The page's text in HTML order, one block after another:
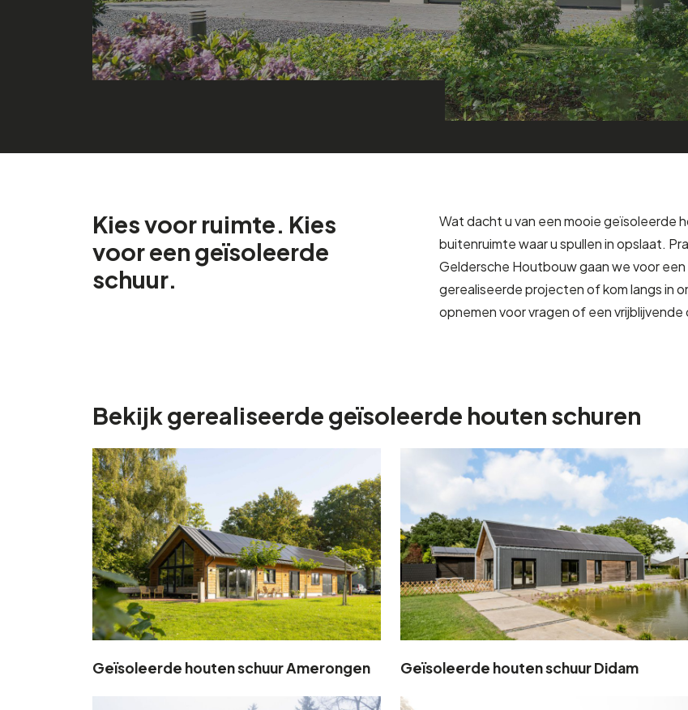
Kies voor ruimte. Kies
voor een geïsoleerde
schuur.
Wat dacht u van een mooie geïsoleerde
buitenruimte waar u spullen in opslaat.
Geldersche Houtbouw gaan we voor
gerealiseerde projecten of kom langs in
opnemen voor vragen of een
Bekijk gerealiseerde geïsoleerde houten schuren
Geïsoleerde houten schuur Amerongen Geïsoleerde houten schuur Didam